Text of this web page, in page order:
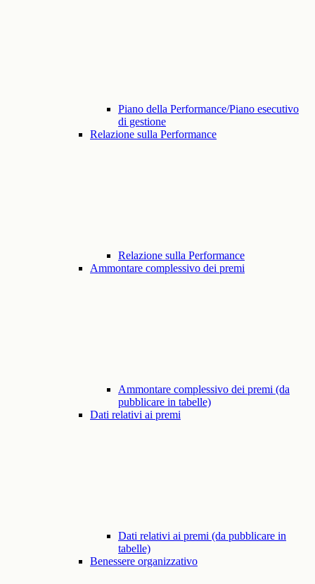
Piano della Performance/Piano esecutivo
di gestione
Relazione sulla Performance
Relazione sulla Performance
Ammontare complessivo dei premi
Ammontare complessivo dei premi (da
pubblicare in tabelle)
Dati relativi ai premi
Dati relativi ai premi (da pubblicare in
tabelle)
Benessere organizzativo